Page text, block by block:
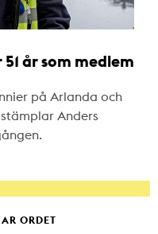
år som medlem
på Arlanda och
Anders
ORDET